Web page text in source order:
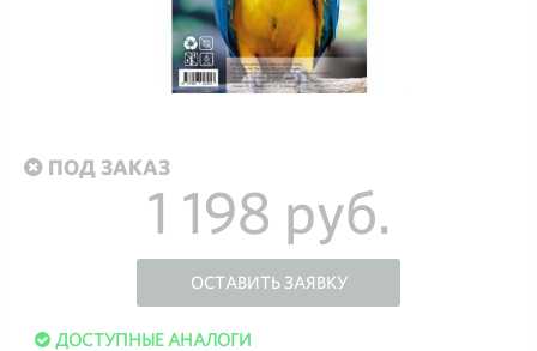
ПОД ЗАКАЗ
1 198 руб.
ОСТАВИТЬ ЗАЯВКУ
ДОСТУПНЫЕ АНАЛОГИ